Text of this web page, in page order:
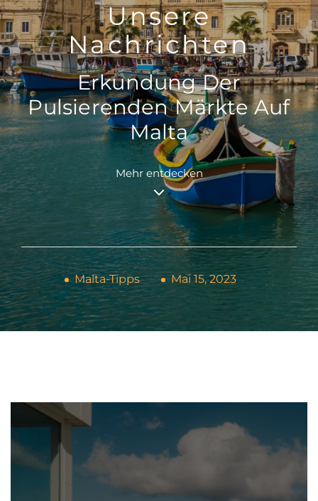
Unsere
Nachrichten
Erkundung Der
Pulsierenden Märkte Auf
Malta
Mehr entdecken
Malta-Tipps Mai 15, 2023